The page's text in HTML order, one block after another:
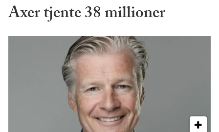
Axer tjente 38 millioner